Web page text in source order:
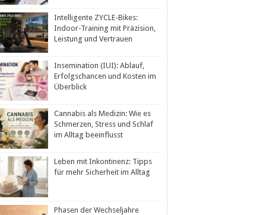
Intelligente ZYCLE-Bikes:
Indoor-Training mit Präzision,
Leistung und Vertrauen
Insemination (IUI): Ablauf,
Erfolgschancen und Kosten im
Überblick
Cannabis als Medizin: Wie es
Schmerzen, Stress und Schlaf
im Alltag beeinflusst
Leben mit Inkontinenz: Tipps
für mehr Sicherheit im Alltag
Phasen der Wechseljahre